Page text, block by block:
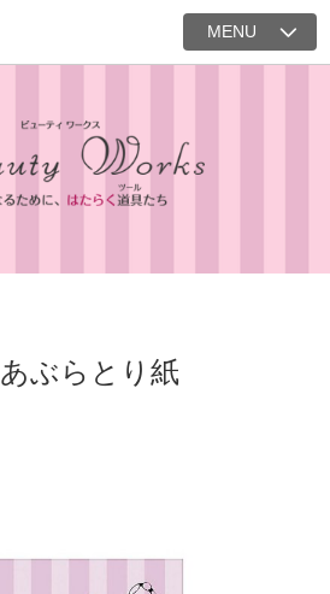
MENU
ぶらとり紙